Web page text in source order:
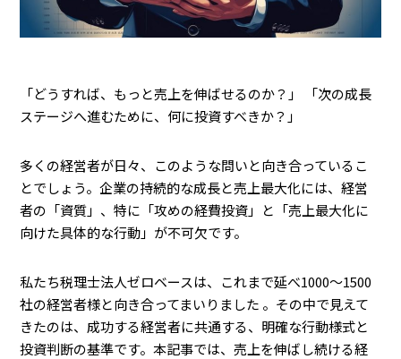
「どうすれば、もっと売上を伸ばせるのか？」 「次の成長
ステージへ進むために、何に投資すべきか？」
多くの経営者が日々、このような問いと向き合っているこ
とでしょう。企業の持続的な成長と売上最大化には、経営
者の「資質」、特に「攻めの経費投資」と「売上最大化に
向けた具体的な行動」が不可欠です。
私たち税理士法人ゼロベースは、これまで延べ1000～1500
社の経営者様と向き合ってまいりました 。その中で見えて
きたのは、成功する経営者に共通する、明確な行動様式と
投資判断の基準です。本記事では、売上を伸ばし続ける経